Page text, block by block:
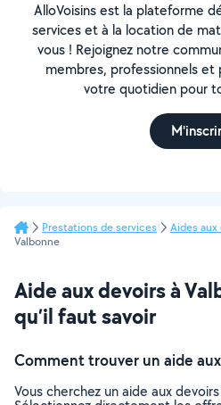
AlloVoisins est la plateforme
services et à la location de
vous ! Rejoignez notre
membres, professionnels
votre quotidien pour
Prestations de services Aides aux
Valbonne
Aide aux devoirs à
qu’il faut savoir
Comment trouver un aide
Vous cherchez un aide aux